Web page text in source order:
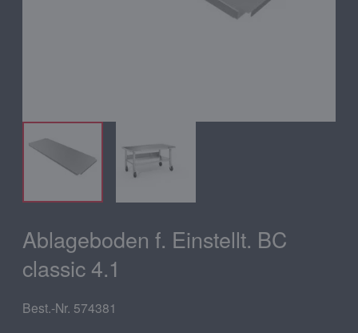
Ablageboden f. Einstellt. BC
classic 4.1
Best.-Nr. 574381